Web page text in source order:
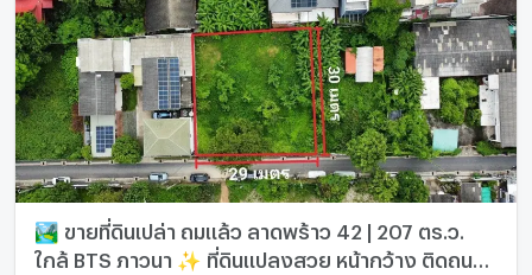
🏞️ ขายที่ดินเปล่า ถมแล้ว ลาดพร้าว 42 | 207 ตร.ว.
ใกล้ BTS ภาวนา ✨ ที่ดินแปลงสวย หน้ากว้าง ติดถนน